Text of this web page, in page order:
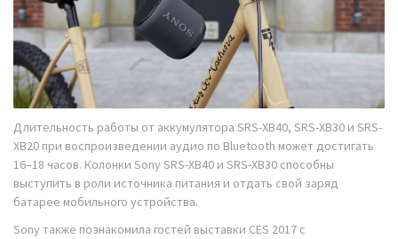
Длительность работы от аккумулятора SRS-XB40, SRS-XB30 и SRS-
XB20 при воспроизведении аудио по Bluetooth может достигать
16–18 часов. Колонки Sony SRS-XB40 и SRS-XB30 способны
выступить в роли источника питания и отдать свой заряд
батарее мобильного устройства.
Sony также познакомила гостей выставки CES 2017 с